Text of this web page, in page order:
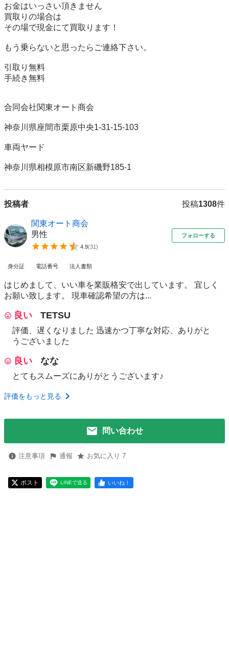
お金はいっさい頂きません
買取りの場合は
その場で現金にて買取ります！
もう乗らないと思ったらご連絡下さい。
引取り無料
手続き無料
合同会社関東オート商会
神奈川県座間市栗原中央1-31-15-103
車両ヤード
神奈川県相模原市南区新磯野185-1
投稿者 投稿1308件
関東オート商会
男性
4.9(31)
フォローする
身分証 電話番号 法人書類
はじめまして、いい車を業販格安で出しています。 宜しく
お願い致します。 現車確認希望の方は...
良い TETSU
評価、遅くなりました 迅速かつ丁寧な対応、ありがと
うございました
良い なな
とてもスムーズにありがとうございます♪
評価をもっと見る
問い合わせ
注意事項 通報 お気に入り 7
ポスト LINEで送る いいね！